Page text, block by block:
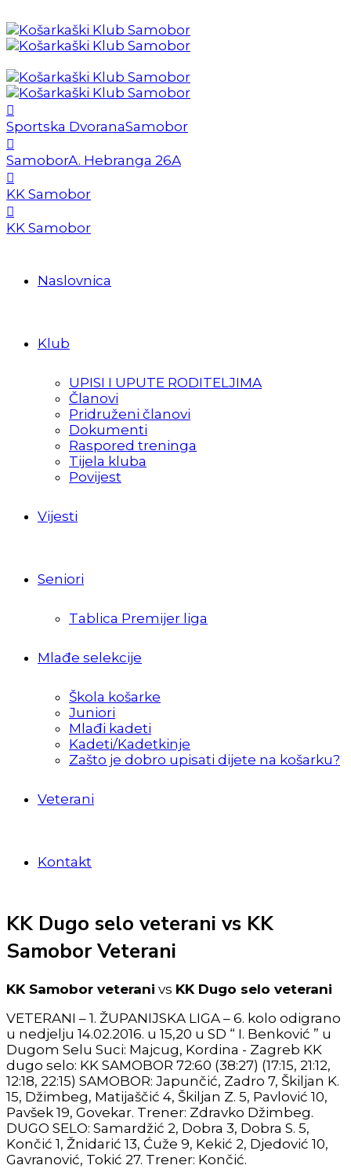
Sportska DvoranaSamobor
SamoborA. Hebranga 26A
KK Samobor
KK Samobor
Naslovnica
Klub
UPISI I UPUTE RODITELJIMA
Članovi
Pridruženi članovi
Dokumenti
Raspored treninga
Tijela kluba
Povijest
Vijesti
Seniori
Tablica Premijer liga
Mlađe selekcije
Škola košarke
Juniori
Mlađi kadeti
Kadeti/Kadetkinje
Zašto je dobro upisati dijete na košarku?
Veterani
Kontakt
KK Dugo selo veterani vs KK
Samobor Veterani
KK Samobor veterani vs KK Dugo selo veterani
VETERANI – 1. ŽUPANIJSKA LIGA – 6. kolo odigrano
u nedjelju 14.02.2016. u 15,20 u SD “ I. Benković ” u
Dugom Selu Suci: Majcug, Kordina - Zagreb KK
dugo selo: KK SAMOBOR 72:60 (38:27) (17:15, 21:12,
12:18, 22:15) SAMOBOR: Japunčić, Zadro 7, Škiljan K.
15, Džimbeg, Matijaščić 4, Škiljan Z. 5, Pavlović 10,
Pavšek 19, Govekar. Trener: Zdravko Džimbeg.
DUGO SELO: Samardžić 2, Dobra 3, Dobra S. 5,
Končić 1, Žnidarić 13, Ćuže 9, Kekić 2, Djedović 10,
Gavranović, Tokić 27. Trener: Končić.